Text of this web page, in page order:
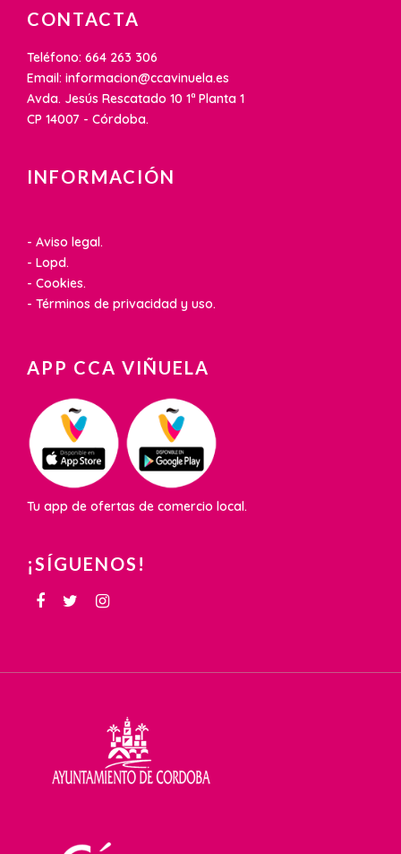
CONTACTA
Teléfono: 664 263 306
Email: informacion@ccavinuela.es
Avda. Jesús Rescatado 10 1ª Planta 1
CP 14007 - Córdoba.
INFORMACIÓN
- Aviso legal.
- Lopd.
- Cookies.
- Términos de privacidad y uso.
APP CCA VIÑUELA
Tu app de ofertas de comercio local.
¡SÍGUENOS!